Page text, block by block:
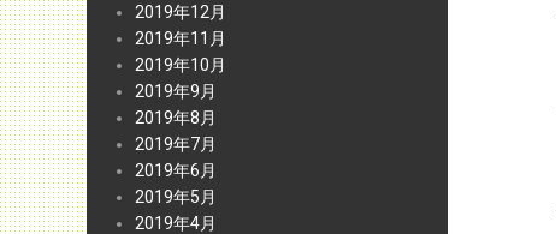
2019年12月
2019年11月
2019年10月
2019年9月
2019年8月
2019年7月
2019年6月
2019年5月
2019年4月